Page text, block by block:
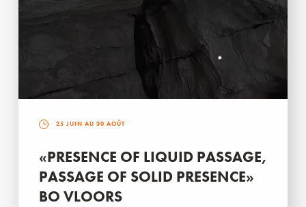
25 JUIN AU 30 AOÛT
«PRESENCE OF LIQUID PASSAGE,
PASSAGE OF SOLID PRESENCE»
BO VLOORS